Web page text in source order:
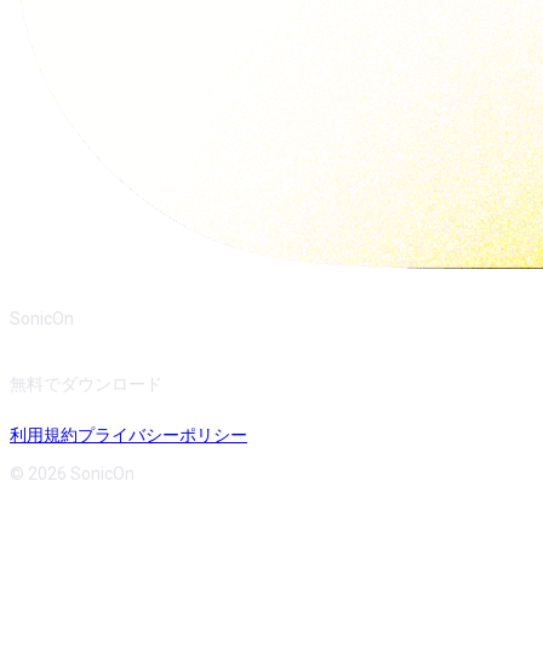
SonicOn
無料でダウンロード
利用規約プライバシーポリシー
© 2026 SonicOn